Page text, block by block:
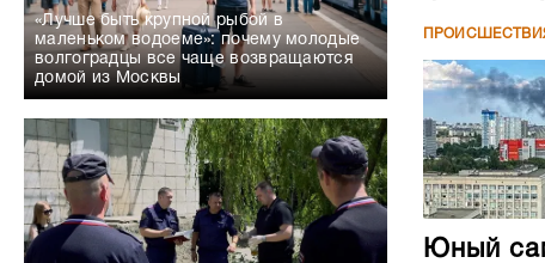
«Лучше быть крупной рыбой в
маленьком водоеме»: почему молодые
волгоградцы все чаще возвращаются
домой из Москвы
Юный